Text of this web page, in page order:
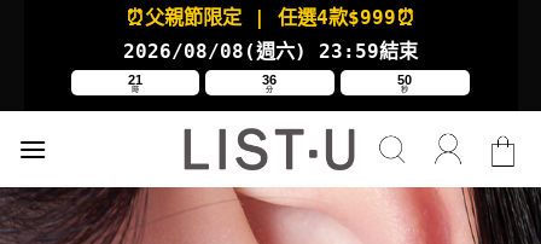
⏰父親節限定 | 任選4款$999⏰
2026/08/08(週六) 23:59結束
21
時
36
分
49
秒